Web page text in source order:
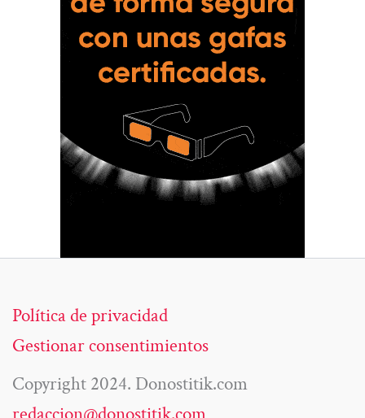
Política de privacidad
Gestionar consentimientos
Copyright 2024. Donostitik.com